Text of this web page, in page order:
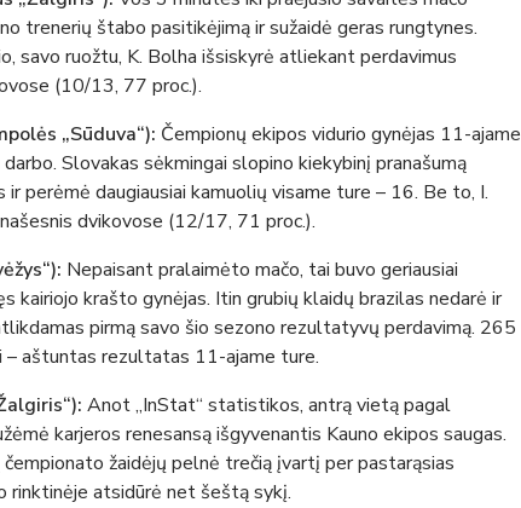
trenerių štabo pasitikėjimą ir sužaidė geras rungtynes.
savo ruožtu, K. Bolha išsiskyrė atliekant perdavimus
(10/13, 77 proc.).
„Sūduva“): Čempionų ekipos vidurio gynėjas 11-ajame
Slovakas sėkmingai slopino kiekybinį pranašumą
ir perėmė daugiausiai kamuolių visame ture – 16. Be to, I.
dvikovose (12/17, 71 proc.).
Nepaisant pralaimėto mačo, tai buvo geriausiai
kairiojo krašto gynėjas. Itin grubių klaidų brazilas nedarė ir
pirmą savo šio sezono rezultatyvų perdavimą. 265
– aštuntas rezultatas 11-ajame ture.
Anot „InStat“ statistikos, antrą vietą pagal
karjeros renesansą išgyvenantis Kauno ekipos saugas.
žaidėjų pelnė trečią įvartį per pastarąsias
rinktinėje atsidūrė net šeštą sykį.